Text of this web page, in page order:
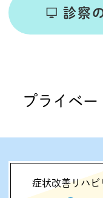
診察
プライベ
症状改善リハビ